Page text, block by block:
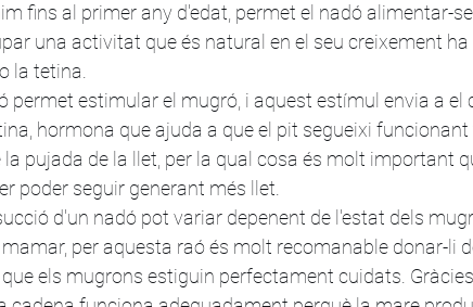
fins al primer any d'edat, permet el nadó alimentar-
una activitat que és natural en el seu creixement ha
la tetina.
permet estimular el mugró, i aquest estímul envia a el
hormona que ajuda a que el pit segueixi funcionant
pujada de la llet, per la qual cosa és molt important
poder seguir generant més llet.
d'un nadó pot variar depenent de l'estat dels
per aquesta raó és molt recomanable donar-li
els mugrons estiguin perfectament cuidats.